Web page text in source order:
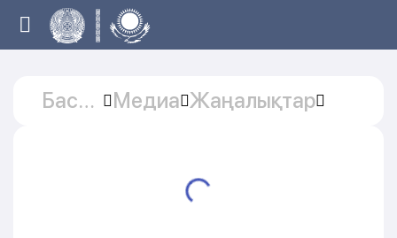
Басты
Медиа Жаңалықтар